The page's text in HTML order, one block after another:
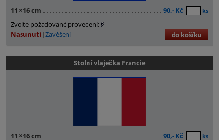
11 × 16 cm 90,- Kč ks
Zvolte požadované provedení:
Nasunutí Zavěšení do košíku
Stolní vlaječka Francie
11 × 16 cm 90,- Kč ks